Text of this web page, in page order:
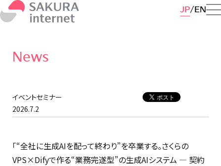
JP EN
News
イベントセミナー
2026.7.2
「“全社に生成AIを配って終わり”を卒業する。さくらの
VPS×Difyで作る“業務完遂型”の生成AIシステム — 契約